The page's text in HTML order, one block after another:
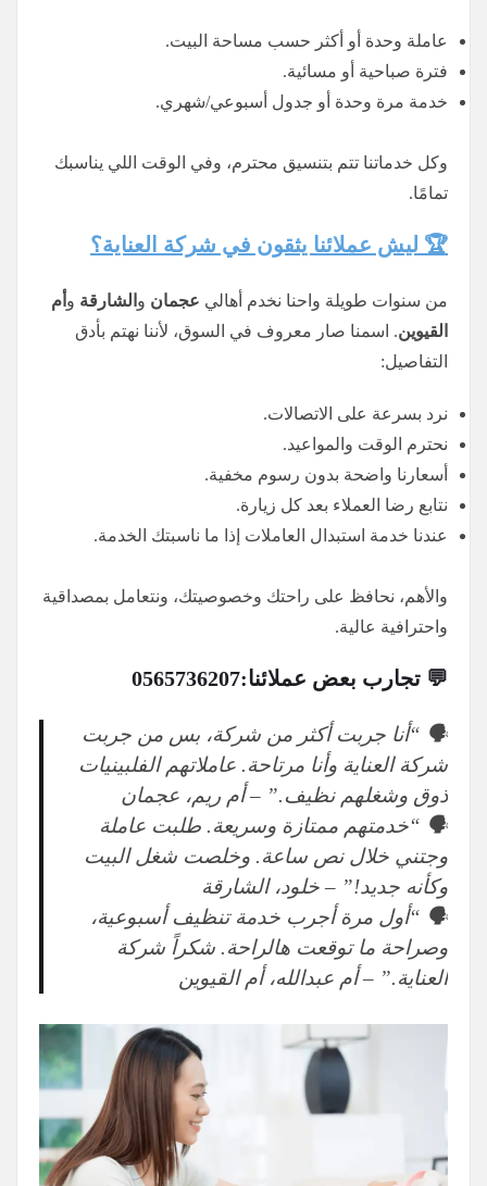
عاملة وحدة أو أكثر حسب مساحة البيت.
فترة صباحية أو مسائية.
خدمة مرة وحدة أو جدول أسبوعي/شهري.
وكل خدماتنا تتم بتنسيق محترم، وفي الوقت اللي يناسبك
تمامًا.
🏆 ليش عملائنا يثقون في شركة العناية؟
من سنوات طويلة واحنا نخدم أهالي عجمان و الشارقة و أم
القيوين. اسمنا صار معروف في السوق، لأننا نهتم بأدق
التفاصيل:
نرد بسرعة على الاتصالات.
نحترم الوقت والمواعيد.
أسعارنا واضحة بدون رسوم مخفية.
نتابع رضا العملاء بعد كل زيارة.
عندنا خدمة استبدال العاملات إذا ما ناسبتك الخدمة.
والأهم، نحافظ على راحتك وخصوصيتك، ونتعامل بمصداقية
واحترافية عالية.
💬 تجارب بعض عملائنا:0565736207
🗣 “أنا جربت أكثر من شركة، بس من جربت
شركة العناية وأنا مرتاحة. عاملاتهم الفلبينيات
ذوق وشغلهم نظيف.” – أم ريم، عجمان
🗣 “خدمتهم ممتازة وسريعة. طلبت عاملة
وجتني خلال نص ساعة. وخلصت شغل البيت
وكأنه جديد!” – خلود، الشارقة
🗣 “أول مرة أجرب خدمة تنظيف أسبوعية،
وصراحة ما توقعت هالراحة. شكراً شركة
العناية.” – أم عبدالله، أم القيوين